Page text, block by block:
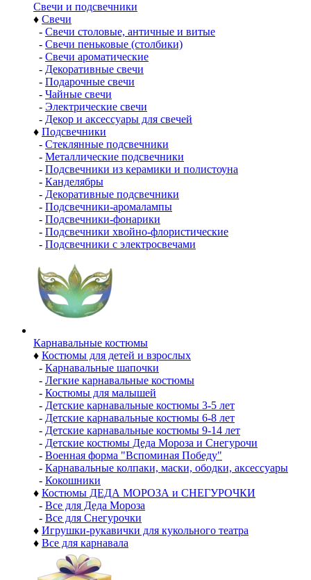
Свечи и подсвечники
♦ Свечи
- Свечи столовые, античные и витые
- Свечи пеньковые (столбики)
- Свечи ароматические
- Декоративные свечи
- Подарочные свечи
- Чайные свечи
- Электрические свечи
- Декор и аксессуары для свечей
♦ Подсвечники
- Стеклянные подсвечники
- Металлические подсвечники
- Подсвечники из керамики и полистоуна
- Канделябры
- Декоративные подсвечники
- Подсвечники-аромалампы
- Подсвечники-фонарики
- Подсвечники хвойно-флористические
- Подсвечники с электросвечами
Карнавальные костюмы
♦ Костюмы для детей и взрослых
- Карнавальные шапочки
- Легкие карнавальные костюмы
- Костюмы для малышей
- Детские карнавальные костюмы 3-5 лет
- Детские карнавальные костюмы 6-8 лет
- Детские карнавальные костюмы 9-14 лет
- Детские костюмы Деда Мороза и Снегурочи
- Военная форма "Вспоминая Победу"
- Карнавальные колпаки, маски, ободки, аксессуары
- Кокошники
♦ Костюмы ДЕДА МОРОЗА и СНЕГУРОЧКИ
- Все для Деда Мороза
- Все для Снегурочки
♦ Игрушки-рукавички для кукольного театра
♦ Все для карнавала